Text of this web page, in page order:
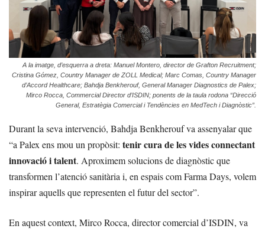
A la imatge, d’esquerra a dreta: Manuel Montero, director de Grafton Recruitment;
Cristina Gómez, Country Manager de ZOLL Medical; Marc Comas, Country Manager
d’Accord Healthcare; Bahdja Benkherouf, General Manager Diagnostics de Palex;
Mirco Rocca, Commercial Director d’ISDIN; ponents de la taula rodona “Direcció
General, Estratègia Comercial i Tendències en MedTech i Diagnòstic”.
Durant la seva intervenció, Bahdja Benkherouf va assenyalar que
“a Palex ens mou un propòsit: tenir cura de les vides connectant
innovació i talent. Aproximem solucions de diagnòstic que
transformen l’atenció sanitària i, en espais com Farma Days, volem
inspirar aquells que representen el futur del sector”.
En aquest context, Mirco Rocca, director comercial d’ISDIN, va